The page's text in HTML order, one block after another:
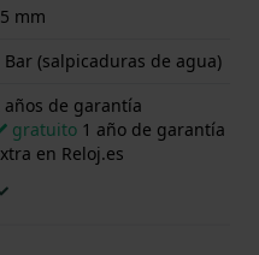
mm
Bar (salpicaduras de agua)
años de garantía
gratuito 1 año de garantía
en Reloj.es